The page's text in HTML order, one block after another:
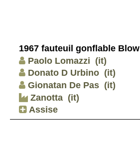
1967 fauteuil gonflable Blow
Paolo Lomazzi (it)
Donato D Urbino (it)
Gionatan De Pas (it)
Zanotta (it)
Assise